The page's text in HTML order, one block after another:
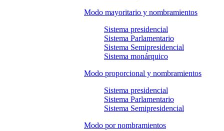
Modo mayoritario y nombramientos
Sistema presidencial
Sistema Parlamentario
Sistema Semipresidencial
Sistema monárquico
Modo proporcional y nombramientos
Sistema presidencial
Sistema Parlamentario
Sistema Semipresidencial
Modo por nombramientos